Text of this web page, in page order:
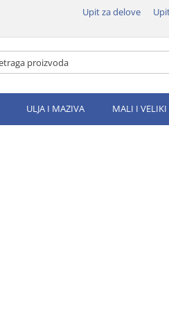
Upit za delove
ULJA I MAZIVA MALI I VELIKI